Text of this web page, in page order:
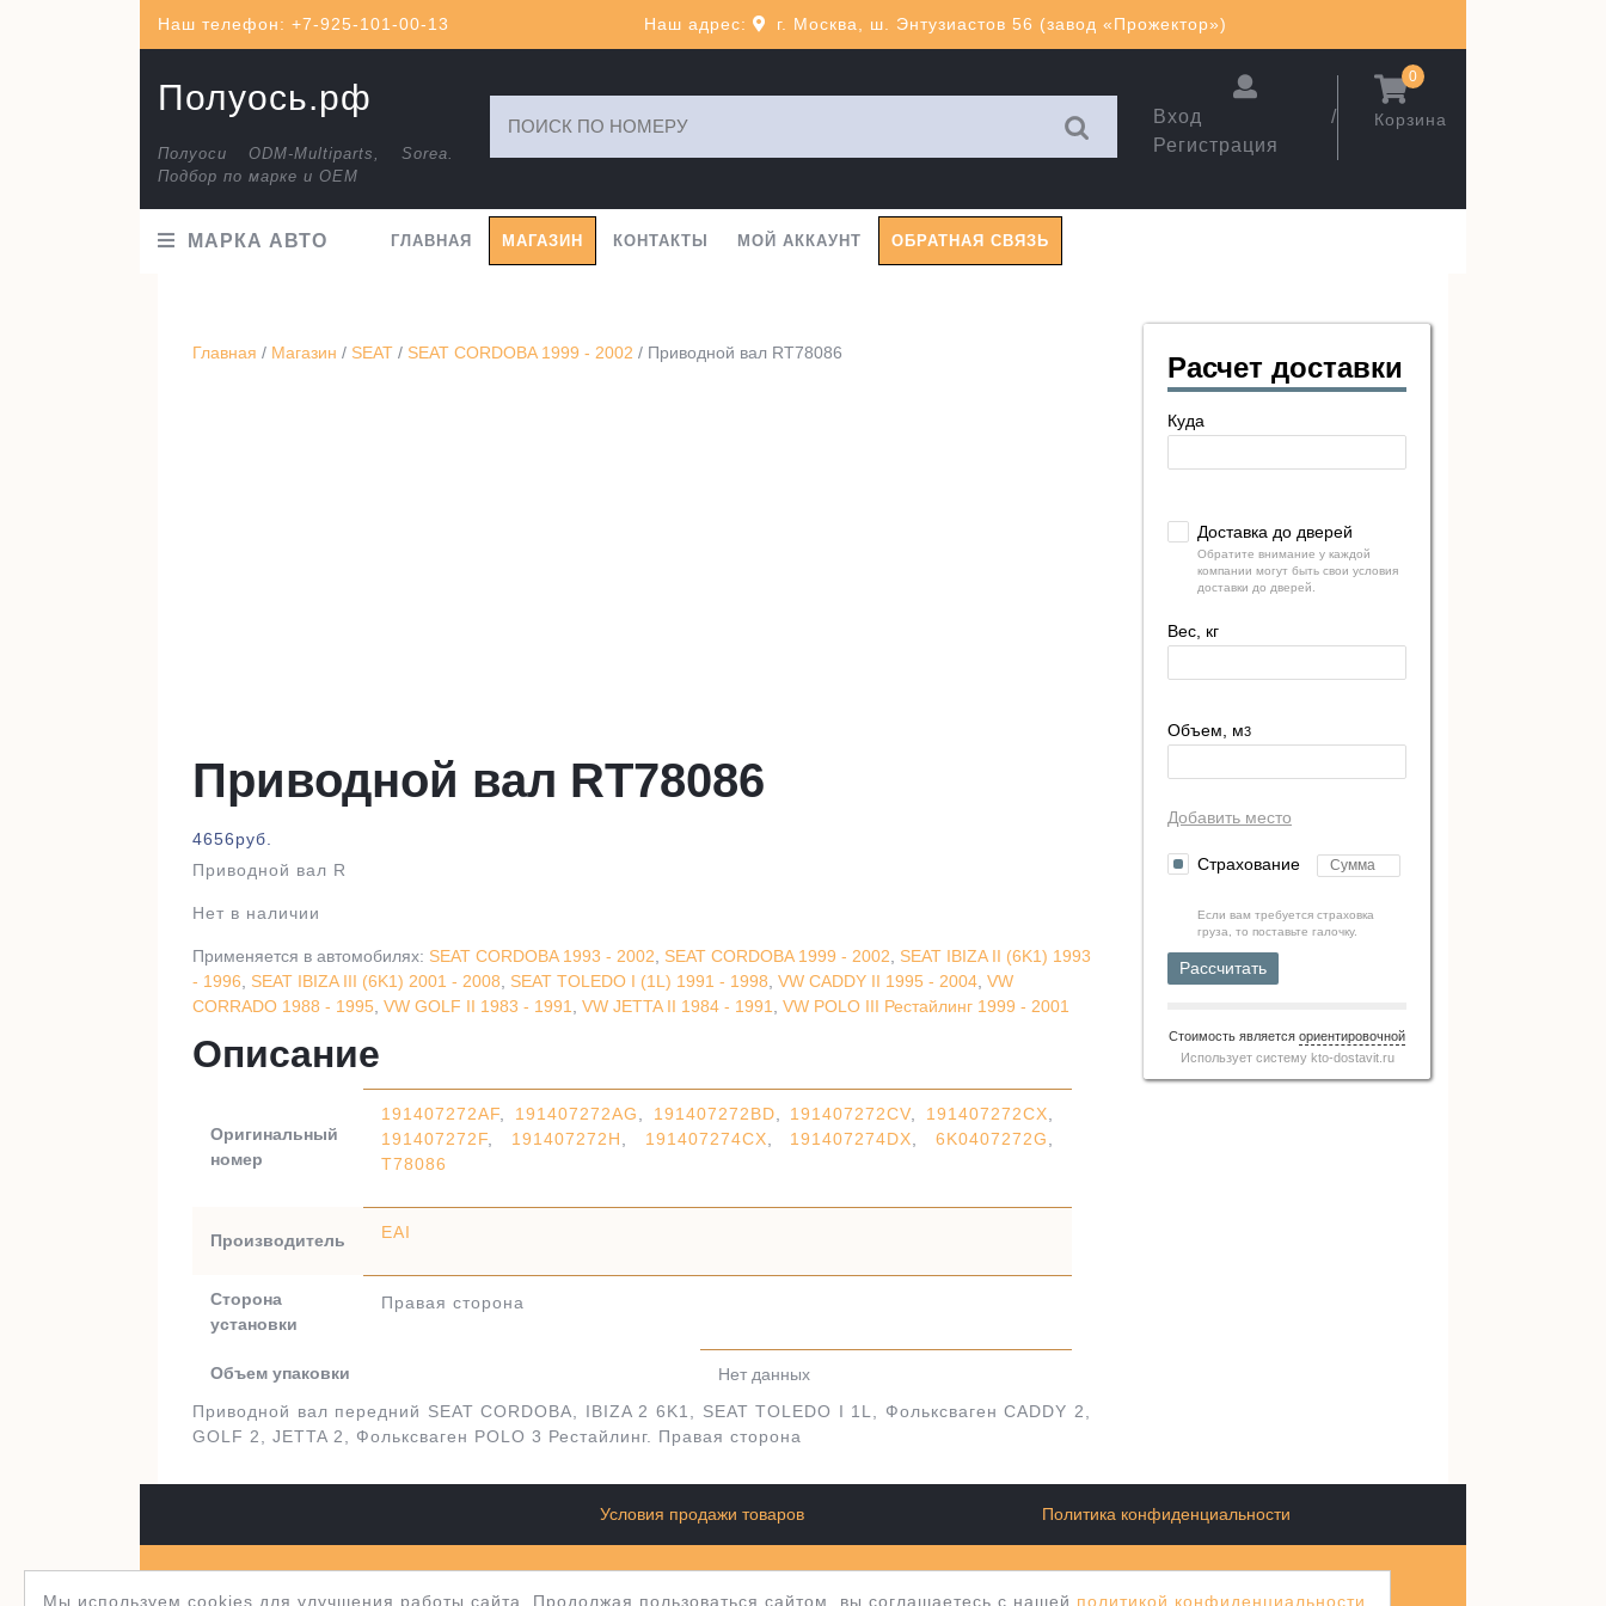
Наш телефон: +7-925-101-00-13 Наш адрес: г. Москва, ш. Энтузиастов 56 (завод «Прожектор»)
Полуось.рф
Полуоси ODM-Multiparts, Sorea.
Подбор по марке и ОЕМ
Вход /
Регистрация
Корзина
0
МАРКА АВТО ГЛАВНАЯ МАГАЗИН КОНТАКТЫ МОЙ АККАУНТ ОБРАТНАЯ СВЯЗЬ
Главная / Магазин / SEAT / SEAT CORDOBA 1999 - 2002 / Приводной вал RT78086
Приводной вал RT78086
4656руб.
Приводной вал R
Нет в наличии
Применяется в автомобилях: SEAT CORDOBA 1993 - 2002, SEAT CORDOBA 1999 - 2002, SEAT IBIZA II (6K1) 1993
- 1996, SEAT IBIZA III (6K1) 2001 - 2008, SEAT TOLEDO I (1L) 1991 - 1998, VW CADDY II 1995 - 2004, VW
CORRADO 1988 - 1995, VW GOLF II 1983 - 1991, VW JETTA II 1984 - 1991, VW POLO III Рестайлинг 1999 - 2001
Описание
Оригинальный
номер
191407272AF, 191407272AG, 191407272BD, 191407272CV, 191407272CX,
191407272F, 191407272H, 191407274CX, 191407274DX, 6K0407272G,
T78086
Производитель EAI
Сторона
установки
Правая сторона
Объем упаковки
Нет данных
Приводной вал передний SEAT CORDOBA, IBIZA 2 6K1, SEAT TOLEDO I 1L, Фольксваген CADDY 2,
GOLF 2, JETTA 2, Фольксваген POLO 3 Рестайлинг. Правая сторона
Расчет доставки
Куда
Доставка до дверей
Обратите внимание у каждой
компании могут быть свои условия
доставки до дверей.
Вес, кг
Объем, м3
Добавить место
Страхование
Если вам требуется страховка
груза, то поставьте галочку.
Рассчитать
Стоимость является ориентировочной
Использует систему kto-dostavit.ru
Мы используем cookies для улучшения работы сайта. Продолжая пользоваться сайтом, вы соглашаетесь с нашей политикой конфиденциальности
Условия продажи товаров Политика конфиденциальности